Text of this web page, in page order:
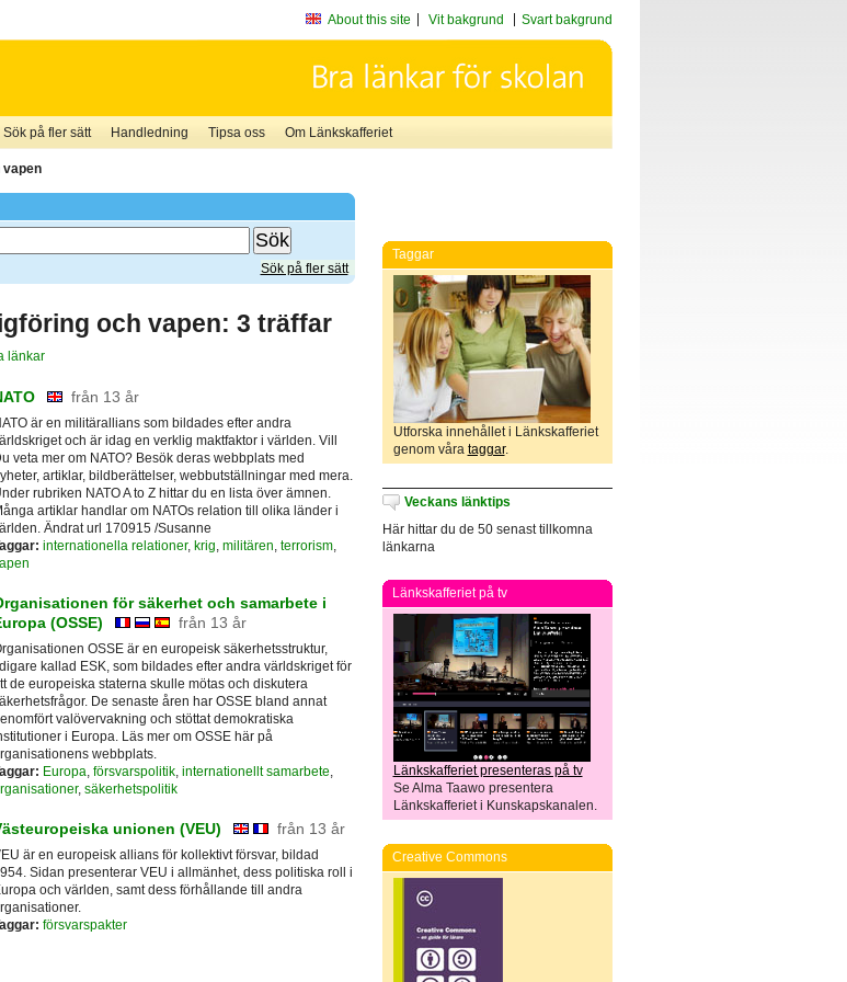
About this site Vit bakgrund Svart bakgrund
Sök på fler sätt Handledning Tipsa oss Om Länkskafferiet
vapen
Sök på fler sätt
och vapen: 3 träffar
länkar
från 13 år
är en militärallians som bildades efter andra
och är idag en verklig maktfaktor i världen. Vill
veta mer om NATO? Besök deras webbplats med
artiklar, bildberättelser, webbutställningar med mera.
rubriken NATO A to Z hittar du en lista över ämnen.
artiklar handlar om NATOs relation till olika länder i
Ändrat url 170915 /Susanne
internationella relationer, krig militären terrorism,
för säkerhet och samarbete i
(OSSE)
från 13 år
OSSE är en europeisk säkerhetsstruktur,
kallad ESK, som bildades efter andra världskriget för
de europeiska staterna skulle mötas och diskutera
De senaste åren har OSSE bland annat
valövervakning och stöttat demokratiska
i Europa. Läs mer om OSSE här på
webbplats.
Europa, försvarspolitik, internationellt samarbete,
, säkerhetspolitik
unionen (VEU) från 13 år
är en europeisk allians för kollektivt försvar, bildad
Sidan presenterar VEU i allmänhet, dess politiska roll i
och världen, samt dess förhållande till andra
försvarspakter
Taggar
Utforska innehållet i Länkskafferiet
genom våra taggar.
Veckans länktips
Här hittar du de 50 senast tillkomna
länkarna
Länkskafferiet på tv
Länkskafferiet presenteras på tv
Se Alma Taawo presentera
Länkskafferiet i Kunskapskanalen.
Creative Commons